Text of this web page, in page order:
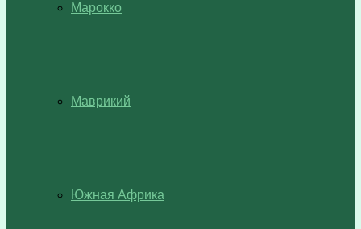
Марокко
Маврикий
Южная Африка